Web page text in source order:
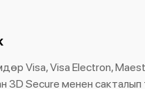
Visa, Visa Electron,
3D Secure менен сакталып